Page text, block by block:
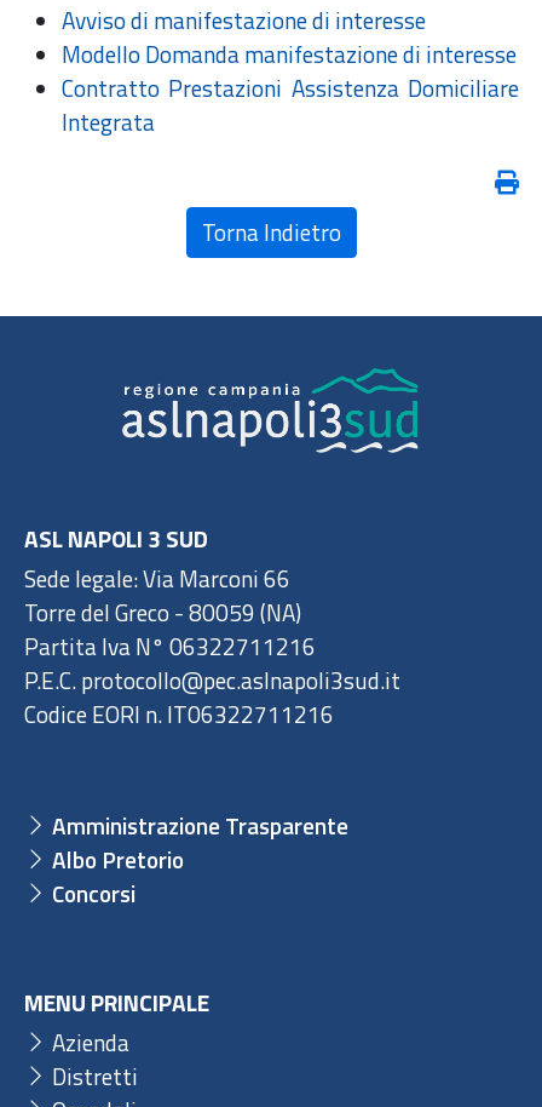
Avviso di manifestazione di interesse
Modello Domanda manifestazione di interesse
Contratto Prestazioni Assistenza Domiciliare
Integrata
Torna Indietro
ASL NAPOLI 3 SUD
Sede legale: Via Marconi 66
Torre del Greco - 80059 (NA)
Partita Iva N° 06322711216
P.E.C. protocollo@pec.aslnapoli3sud.it
Codice EORI n. IT06322711216
Amministrazione Trasparente
Albo Pretorio
Concorsi
MENU PRINCIPALE
Azienda
Distretti